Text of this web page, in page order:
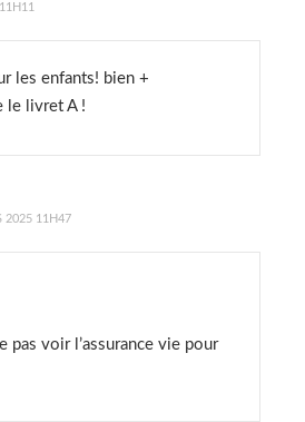
les enfants! bien +
le livret A !
2025 11H47
pas voir l’assurance vie pour